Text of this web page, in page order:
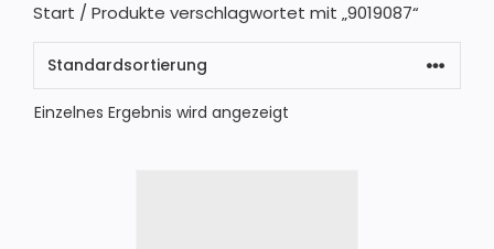
Start / Produkte verschlagwortet mit „9019087“
Einzelnes Ergebnis wird angezeigt